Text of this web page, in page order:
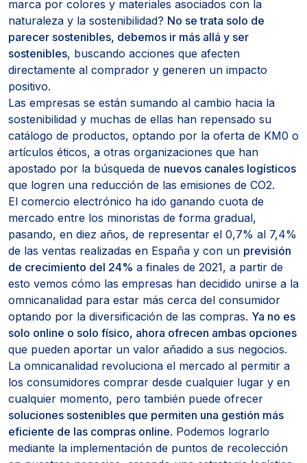
marca por colores y materiales asociados con la
naturaleza y la sostenibilidad? No se trata solo de
parecer sostenibles, debemos ir más allá y ser
sostenibles, buscando acciones que afecten
directamente al comprador y generen un impacto
positivo.
Las empresas se están sumando al cambio hacia la
sostenibilidad y muchas de ellas han repensado su
catálogo de productos, optando por la oferta de KM0 o
artículos éticos, a otras organizaciones que han
apostado por la búsqueda de nuevos canales logísticos
que logren una reducción de las emisiones de CO2.
El comercio electrónico ha ido ganando cuota de
mercado entre los minoristas de forma gradual,
pasando, en diez años, de representar el 0,7% al 7,4%
de las ventas realizadas en España y con un previsión
de crecimiento del 24% a finales de 2021, a partir de
esto vemos cómo las empresas han decidido unirse a la
omnicanalidad para estar más cerca del consumidor
optando por la diversificación de las compras. Ya no es
solo online o solo físico, ahora ofrecen ambas opciones
que pueden aportar un valor añadido a sus negocios.
La omnicanalidad revoluciona el mercado al permitir a
los consumidores comprar desde cualquier lugar y en
cualquier momento, pero también puede ofrecer
soluciones sostenibles que permiten una gestión más
eficiente de las compras online. Podemos lograrlo
mediante la implementación de puntos de recolección